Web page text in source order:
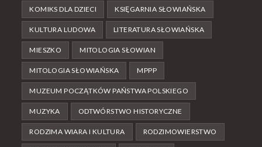
KOMIKS DLA DZIECI KSIĘGARNIA SŁOWIAŃSKA
KULTURA LUDOWA LITERATURA SŁOWIAŃSKA
MIESZKO MITOLOGIA SŁOWIAN
MITOLOGIA SŁOWIAŃSKA MPPP
MUZEUM POCZĄTKÓW PAŃSTWA POLSKIEGO
MUZYKA ODTWÓRSTWO HISTORYCZNE
RODZIMA WIARA I KULTURA RODZIMOWIERSTWO